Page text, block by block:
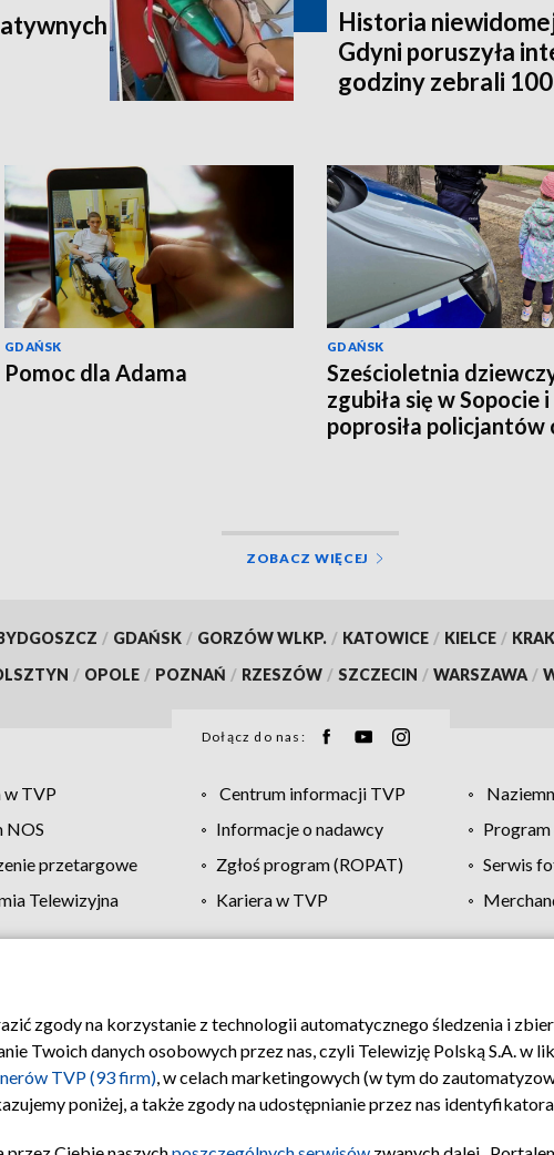
Historia
Gdyni poruszyła
godziny zebrali
GDAŃSK
Pomoc dla Adama
GDAŃSK
Sześcioletnia
zgubiła się w Sopocie i
poprosiła policjantów
ZOBACZ WIĘCEJ
/ GDAŃSK / GORZÓW WLKP. / KATOWICE / KIELCE /
/ OPOLE / POZNAŃ / RZESZÓW / SZCZECIN / WARSZAWA /
Dołącz do nas:
w TVP Centrum informacji TVP
NOS Informacje o nadawcy
Program
przetargowe Zgłoś program (ROPAT)
Serwis
Telewizyjna Kariera w TVP
Polityka prywatności Moje zgody Pomoc Biuro
zgody na korzystanie z technologii automatycznego śledzenia i
Twoich danych osobowych przez nas, czyli Telewizję Polską S.A. w
TVP (93 firm), w celach marketingowych (w tym do
poniżej, a także zgody na udostępnianie przez nas